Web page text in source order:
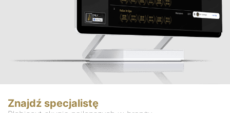
Znajdź specjalistę